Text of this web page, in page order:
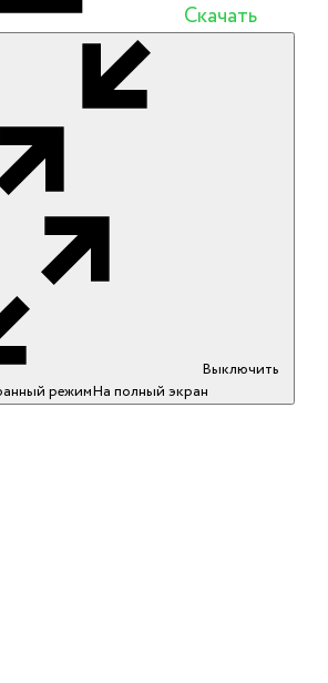
Скачать
Выключить
режимНа полный экран